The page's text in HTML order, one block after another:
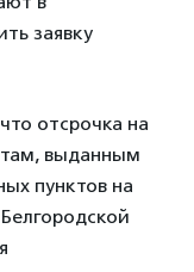
заявку
отсрочка на
выданным
пунктов на